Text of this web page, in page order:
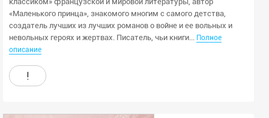
«Маленького принца», знакомого многим с самого детства,
создатель лучших из лучших романов о войне и ее вольных и
невольных героях и жертвах. Писатель, чьи книги...
Полное
описание
!